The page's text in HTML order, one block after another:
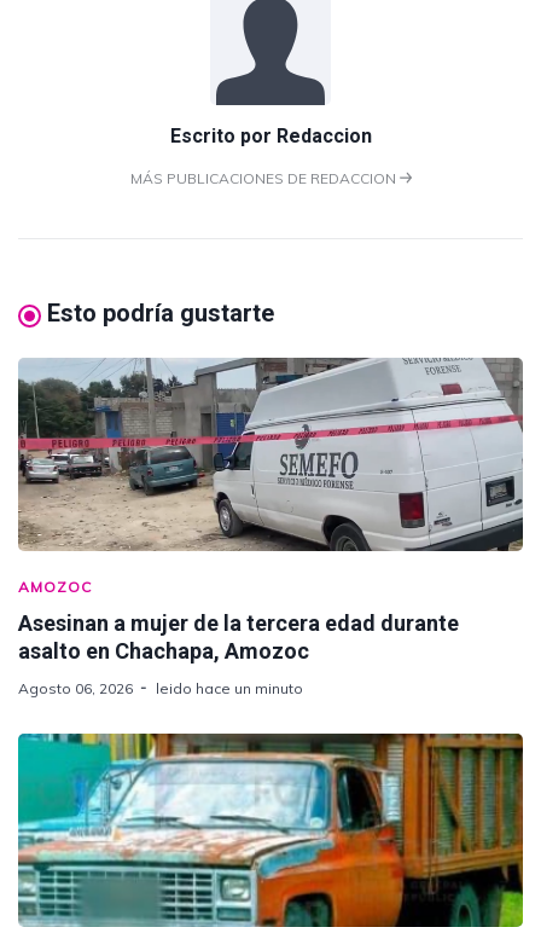
Escrito por Redaccion
MÁS PUBLICACIONES DE REDACCION
Esto podría gustarte
AMOZOC
Asesinan a mujer de la tercera edad durante
asalto en Chachapa, Amozoc
Agosto 06, 2026 leido hace un minuto